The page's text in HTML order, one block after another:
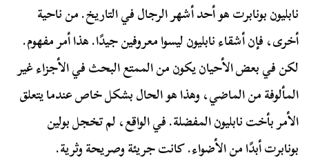
نابليون بونابرت هو أحد أشهر الرجال في التاريخ. من ناحية
أخرى، فإن أشقاء نابليون ليسوا معروفين جيدًا. هذا أمر مفهوم.
لكن في بعض الأحيان يكون من الممتع البحث في الأجزاء غير
المألوفة من الماضي، وهذا هو الحال بشكل خاص عندما يتعلق
الأمر بأخت نابليون المفضلة. في الواقع، لم تخجل بولين
بونابرت أبدًا من الأضواء. كانت جريئة وصريحة وثرية.